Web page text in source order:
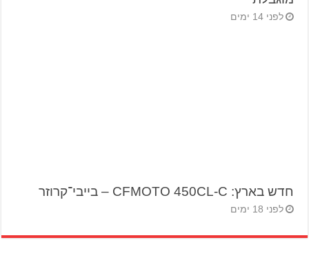
לפני 14 ימים
חדש בארץ: CFMOTO 450CL-C – בייבי־קרוזר
לפני 18 ימים